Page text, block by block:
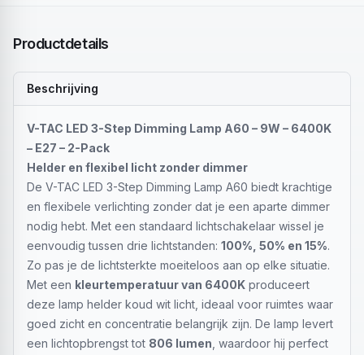
Productdetails
Beschrijving
V-TAC LED 3-Step Dimming Lamp A60 – 9W – 6400K
– E27 – 2-Pack
Helder en flexibel licht zonder dimmer
De V-TAC LED 3-Step Dimming Lamp A60 biedt krachtige
en flexibele verlichting zonder dat je een aparte dimmer
nodig hebt. Met een standaard lichtschakelaar wissel je
eenvoudig tussen drie lichtstanden: 100%, 50% en 15%.
Zo pas je de lichtsterkte moeiteloos aan op elke situatie.
Met een kleurtemperatuur van 6400K produceert
deze lamp helder koud wit licht, ideaal voor ruimtes waar
goed zicht en concentratie belangrijk zijn. De lamp levert
een lichtopbrengst tot 806 lumen , waardoor hij perfect